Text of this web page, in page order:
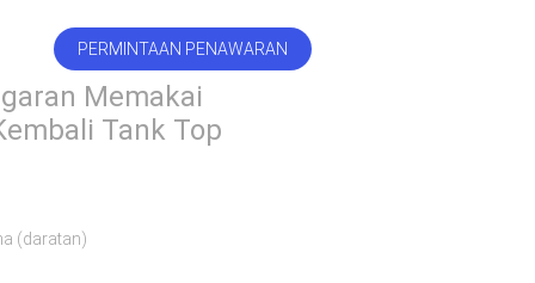
PERMINTAAN PENAWARAN
Memakai
Tank Top
(daratan)